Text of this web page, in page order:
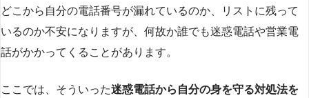
どこから自分の電話番号が漏れているのか、リストに残って
いるのか不安になりますが、何故か誰でも迷惑電話や営業電
話がかかってくることがあります。
ここでは、そういった迷惑電話から自分の身を守る対処法を